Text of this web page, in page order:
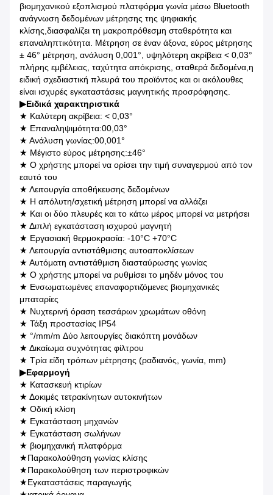
βιομηχανικού εξοπλισμού πλατφόρμα γωνία μέσω Bluetooth
ανάγνωση δεδομένων μέτρησης της ψηφιακής
κλίσης,διασφαλίζει τη μακροπρόθεσμη σταθερότητα και
επαναληπτικότητα. Μέτρηση σε έναν άξονα, εύρος μέτρησης
± 46° μέτρηση, ανάλυση 0,001°, υψηλότερη ακρίβεια < 0,03°
πλήρης εμβέλειας, ταχύτητα απόκρισης, σταθερά δεδομένα,η
ειδική σχεδιαστική πλευρά του προϊόντος και οι ακόλουθες
είναι ισχυρές εγκαταστάσεις μαγνητικής προσρόφησης.
▶Ειδικά χαρακτηριστικά
★ Καλύτερη ακρίβεια: < 0,03°
★ Επαναληψιμότητα:00,03°
★ Ανάλυση γωνίας:00,001°
★ Μέγιστο εύρος μέτρησης:±46°
★ Ο χρήστης μπορεί να ορίσει την τιμή συναγερμού από τον
εαυτό του
★ Λειτουργία αποθήκευσης δεδομένων
★ Η απόλυτη/σχετική μέτρηση μπορεί να αλλάζει
★ Και οι δύο πλευρές και το κάτω μέρος μπορεί να μετρήσει
★ Διπλή εγκατάσταση ισχυρού μαγνητή
★ Εργασιακή θερμοκρασία: -10°C +70°C
★ Λειτουργία αντιστάθμισης αυτοαποκλίσεων
★ Αυτόματη αντιστάθμιση διασταύρωσης γωνίας
★ Ο χρήστης μπορεί να ρυθμίσει το μηδέν μόνος του
★ Ενσωματωμένες επαναφορτιζόμενες βιομηχανικές
μπαταρίες
★ Νυχτερινή όραση τεσσάρων χρωμάτων οθόνη
★ Τάξη προστασίας IP54
★ °/mm/m Δύο λειτουργίες διακόπτη μονάδων
★ Δικαίωμα συχνότητας φίλτρου
★ Τρία είδη τρόπων μέτρησης (ραδιανός, γωνία, mm)
▶Εφαρμογή
★ Κατασκευή κτιρίων
★ Δοκιμές τετρακίνητων αυτοκινήτων
★ Οδική κλίση
★ Εγκατάσταση μηχανών
★ Εγκατάσταση σωλήνων
★ βιομηχανική πλατφόρμα
★Παρακολούθηση γωνίας κλίσης
★Παρακολούθηση των περιστροφικών
★Εγκαταστάσεις παραγωγής